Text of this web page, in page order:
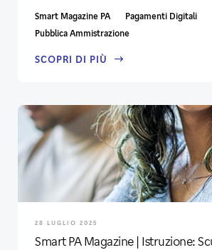
Smart Magazine PA
Pagamenti Digitali
Pubblica Ammistrazione
SCOPRI DI PIÙ
28 LUGLIO 2025
Smart PA Magazine | Istruzione: